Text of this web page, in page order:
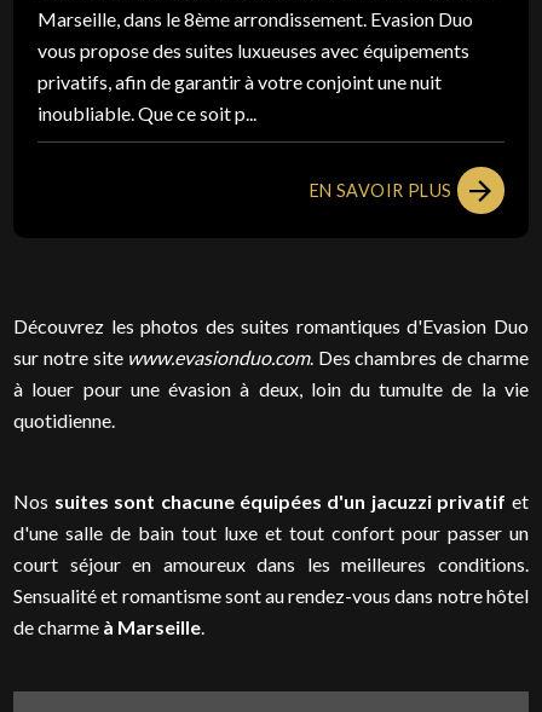
Marseille, dans le 8ème arrondissement. Evasion Duo
vous propose des suites luxueuses avec équipements
privatifs, afin de garantir à votre conjoint une nuit
inoubliable. Que ce soit p...
EN SAVOIR PLUS
Découvrez les photos des suites romantiques d'Evasion Duo
sur notre site www.evasionduo.com. Des chambres de charme
à louer pour une évasion à deux, loin du tumulte de la vie
quotidienne.
Nos suites sont chacune équipées d'un jacuzzi privatif et
d'une salle de bain tout luxe et tout confort pour passer un
court séjour en amoureux dans les meilleures conditions.
Sensualité et romantisme sont au rendez-vous dans notre hôtel
de charme à Marseille.